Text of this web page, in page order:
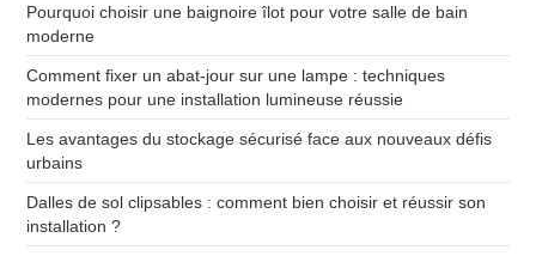
Pourquoi choisir une baignoire îlot pour votre salle de bain
moderne
Comment fixer un abat-jour sur une lampe : techniques
modernes pour une installation lumineuse réussie
Les avantages du stockage sécurisé face aux nouveaux défis
urbains
Dalles de sol clipsables : comment bien choisir et réussir son
installation ?